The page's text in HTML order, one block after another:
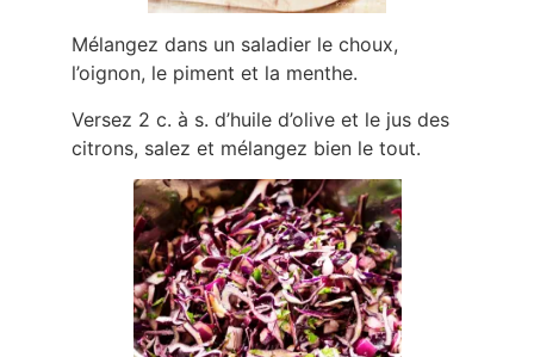
Mélangez dans un saladier le choux,
l’oignon, le piment et la menthe.
Versez 2 c. à s. d’huile d’olive et le jus des
citrons, salez et mélangez bien le tout.